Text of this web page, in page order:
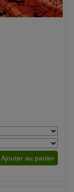
Ajouter au panier